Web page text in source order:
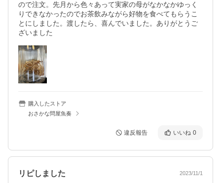
ので注文。先月から色々あって実家の母がなかなかゆっく
りできなかったのでお茶飲みながら好物を食べてもらうこ
とにしました。渡したら、喜んでいました。ありがとうご
ざいました
購入したストア
おさかな問屋魚奏
違反報告 いいね 0
リピしました 2023/11/1